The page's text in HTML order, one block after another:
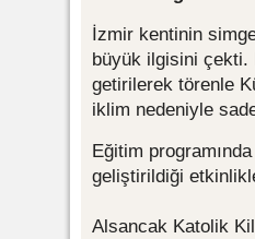
İzmir kentinin
büyük ilgisini çekti.
getirilerek törenle
iklim nedeniyle
Eğitim
geliştirildiği
Alsancak Katolik